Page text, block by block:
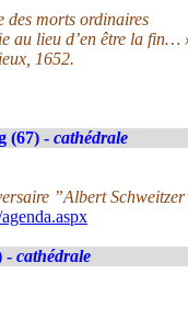
des morts ordinaires
au lieu d’en être la fin…
1652.
(67) - cathédrale
”Albert
- cathédrale